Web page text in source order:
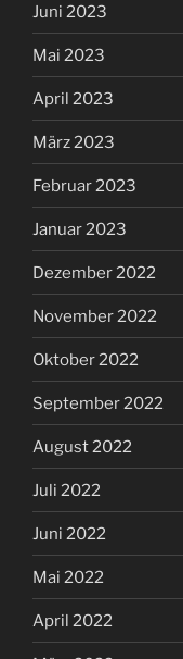
Juni 2023
Mai 2023
April 2023
März 2023
Februar 2023
Januar 2023
Dezember 2022
November 2022
Oktober 2022
September 2022
August 2022
Juli 2022
Juni 2022
Mai 2022
April 2022